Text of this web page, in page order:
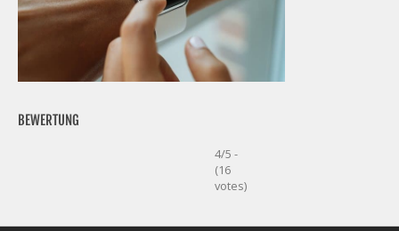
BEWERTUNG
4/5 -
(16
votes)